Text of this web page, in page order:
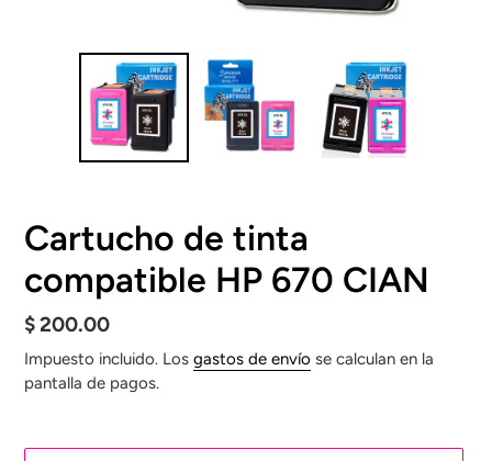
Cartucho de tinta
compatible HP 670 CIAN
Precio
habitual
$ 200.00
Impuesto incluido. Los gastos de envío se calculan en la
pantalla de pagos.